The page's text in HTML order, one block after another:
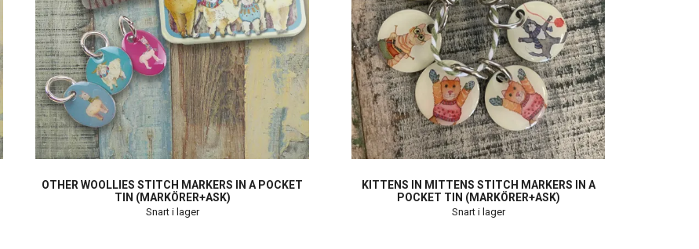
OTHER WOOLLIES STITCH MARKERS IN A POCKET
TIN (MARKÖRER+ASK)
Snart i lager
KITTENS IN MITTENS STITCH MARKERS IN A
POCKET TIN (MARKÖRER+ASK)
Snart i lager